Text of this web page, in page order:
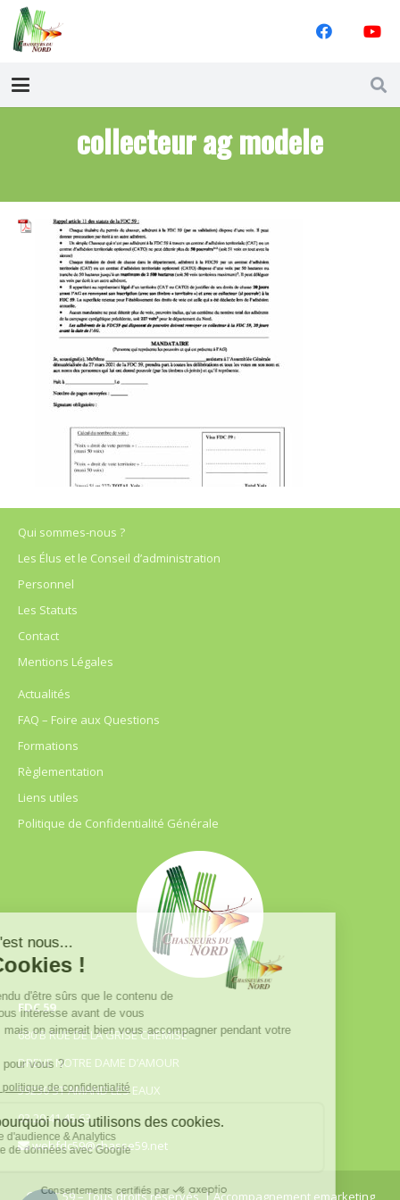
collecteur ag modele
Qui sommes-nous ?
Les Élus et le Conseil d’administration
Personnel
Les Statuts
Contact
Mentions Légales
Actualités
FAQ – Foire aux Questions
Formations
Règlementation
Liens utiles
Politique de Confidentialité Générale
FDC 59
680 B RUE DE LA GRISE CHEMISE
DREVE NOTRE DAME D’AMOUR
59230 ST AMAND LES EAUX
03.20.41.45.63
webfdc59@chasse59.net
© FDC 59 – Tous droits réservés| Accompagnement emarketing